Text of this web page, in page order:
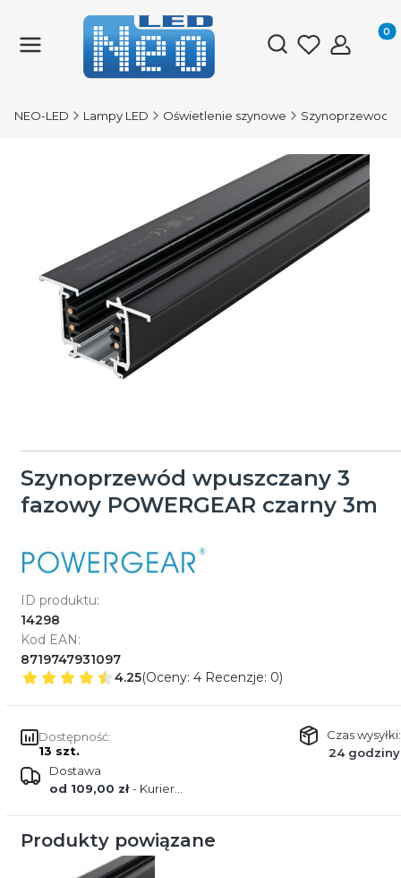
Otwórz
NEO-LED Lampy LED Oświetlenie szynowe Szynoprzewody
Szynoprzewód wpuszczany 3
fazowy POWERGEAR czarny 3m
ID produktu:
14298
Kod EAN:
8719747931097
4.25(Oceny: 4 Recenzje: 0)
Dostępność:
13 szt.
Czas wysyłki:
24 godziny
Dostawa
od 109,00 zł- Kurier DŁUŻYCA
Produkty powiązane